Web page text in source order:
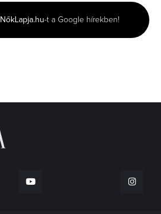
NőkLapja.hu-t a Google hírekben!